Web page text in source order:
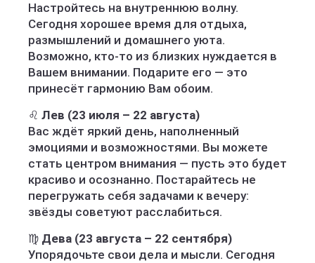
Настройтесь на внутреннюю волну.
Сегодня хорошее время для отдыха,
размышлений и домашнего уюта.
Возможно, кто-то из близких нуждается в
Вашем внимании. Подарите его — это
принесёт гармонию Вам обоим.
♌ Лев (23 июля – 22 августа)
Вас ждёт яркий день, наполненный
эмоциями и возможностями. Вы можете
стать центром внимания — пусть это будет
красиво и осознанно. Постарайтесь не
перегружать себя задачами к вечеру:
звёзды советуют расслабиться.
♍ Дева (23 августа – 22 сентября)
Упорядочьте свои дела и мысли. Сегодня